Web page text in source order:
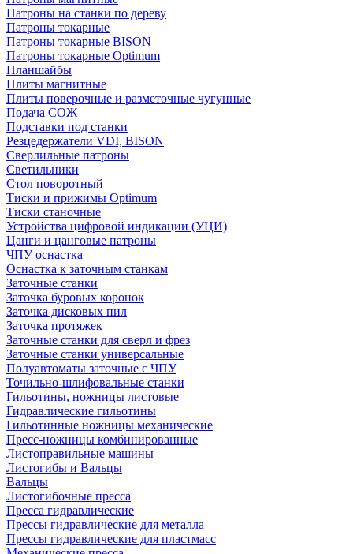
Патроны на станки по дереву
Патроны токарные
Патроны токарные BISON
Патроны токарные Optimum
Планшайбы
Плиты магнитные
Плиты поверочные и разметочные чугунные
Подача СОЖ
Подставки под станки
Резцедержатели VDI, BISON
Сверлильные патроны
Светильники
Стол поворотный
Тиски и прижимы Optimum
Тиски станочные
Устройства цифровой индикации (УЦИ)
Цанги и цанговые патроны
ЧПУ оснастка
Оснастка к заточным станкам
Заточные станки
Заточка буровых коронок
Заточка дисковых пил
Заточка протяжек
Заточные станки для сверл и фрез
Заточные станки универсальные
Полуавтоматы заточные с ЧПУ
Точильно-шлифовальные станки
Гильотины, ножницы листовые
Гидравлические гильотины
Гильотинные ножницы механические
Пресс-ножницы комбинированные
Листоправильные машины
Листогибы и Вальцы
Вальцы
Листогибочные пресса
Пресса гидравлические
Прессы гидравлические для металла
Прессы гидравлические для пластмасс